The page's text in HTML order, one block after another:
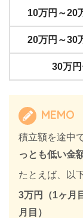
10万円～20
20万円～30
30万
MEMO
積立額を途中
っとも低い金
たとえば、以
3万円（1ヶ月
月目）